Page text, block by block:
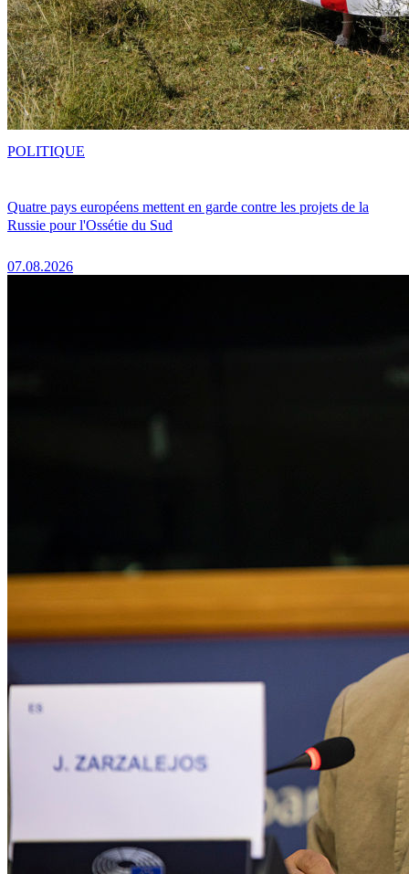
Quatre pays européens mettent en garde contre les projets de la
Russie pour l'Ossétie du Sud
07.08.2026
POLITIQUE